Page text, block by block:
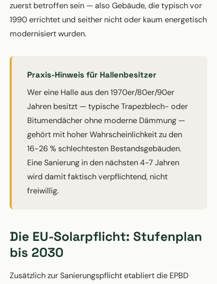
zuerst betroffen sein — also Gebäude, die typisch vor
1990 errichtet und seither nicht oder kaum energetisch
modernisiert wurden.
Praxis-Hinweis für Hallenbesitzer
Wer eine Halle aus den 1970er/80er/90er
Jahren besitzt — typische Trapezblech- oder
Bitumendächer ohne moderne Dämmung —
gehört mit hoher Wahrscheinlichkeit zu den
16-26 % schlechtesten Bestandsgebäuden.
Eine Sanierung in den nächsten 4-7 Jahren
wird damit faktisch verpflichtend, nicht
freiwillig.
Die EU-Solarpflicht: Stufenplan
bis 2030
Zusätzlich zur Sanierungspflicht etabliert die EPBD